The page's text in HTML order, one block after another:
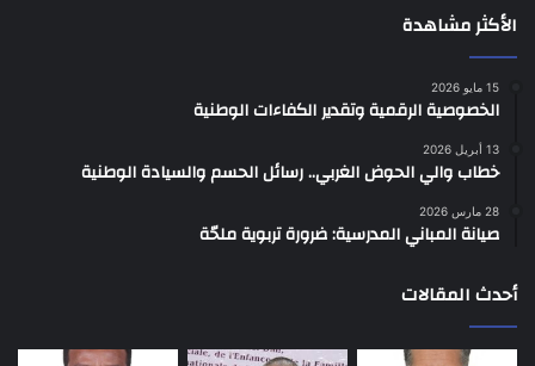
الأكثر مشاهدة
15 مايو 2026
الخصوصية الرقمية وتقدير الكفاءات الوطنية
13 أبريل 2026
خطاب والي الحوض الغربي.. رسائل الحسم والسيادة الوطنية
28 مارس 2026
صيانة المباني المدرسية: ضرورة تربوية ملحّة
أحدث المقالات